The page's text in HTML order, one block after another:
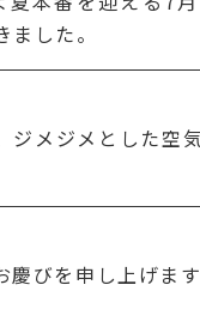
した。
ジメジメとした空
びを申し上げます